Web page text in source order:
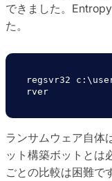
できました。
た。
regsvr32
rver
ランサムウェア自体
ット構築ボットとは
ごとの比較は困難で